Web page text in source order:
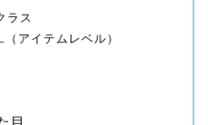
ラス
アイテムレベル）